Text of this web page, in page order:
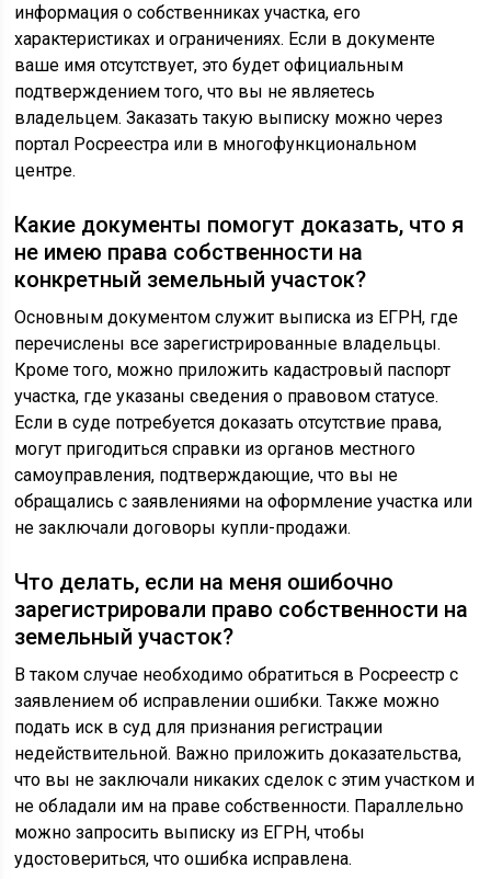
информация о собственниках участка, его
характеристиках и ограничениях. Если в документе
ваше имя отсутствует, это будет официальным
подтверждением того, что вы не являетесь
владельцем. Заказать такую выписку можно через
портал Росреестра или в многофункциональном
центре.
Какие документы помогут доказать, что я
не имею права собственности на
конкретный земельный участок?
Основным документом служит выписка из ЕГРН, где
перечислены все зарегистрированные владельцы.
Кроме того, можно приложить кадастровый паспорт
участка, где указаны сведения о правовом статусе.
Если в суде потребуется доказать отсутствие права,
могут пригодиться справки из органов местного
самоуправления, подтверждающие, что вы не
обращались с заявлениями на оформление участка или
не заключали договоры купли-продажи.
Что делать, если на меня ошибочно
зарегистрировали право собственности на
земельный участок?
В таком случае необходимо обратиться в Росреестр с
заявлением об исправлении ошибки. Также можно
подать иск в суд для признания регистрации
недействительной. Важно приложить доказательства,
что вы не заключали никаких сделок с этим участком и
не обладали им на праве собственности. Параллельно
можно запросить выписку из ЕГРН, чтобы
удостовериться, что ошибка исправлена.